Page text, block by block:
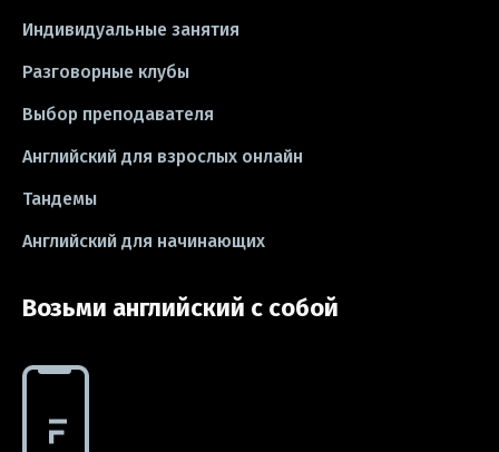
#школа #игры
#CV #резюме
#idioms #эссе
Индивидуальные занятия
Разговорные клубы
Выбор преподавателя
Английский для взрослых онлайн
Тандемы
Английский для начинающих
Возьми английский с собой